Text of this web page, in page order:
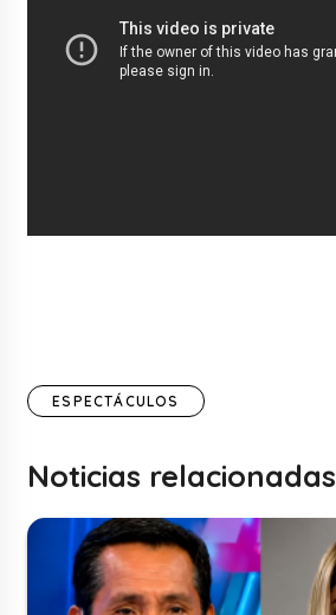
ESPECTÁCULOS
Noticias relacionadas